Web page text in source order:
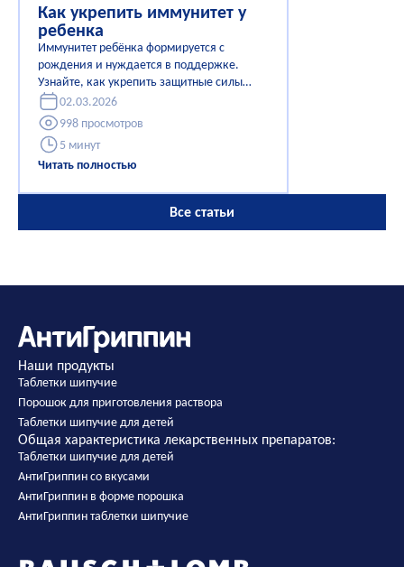
Как укрепить иммунитет у
ребенка
Иммунитет ребёнка формируется с
рождения и нуждается в поддержке.
Узнайте, как укрепить защитные силы
малыша: питание, сон, прогулки,
закаливание и вакцинация.
Практические советы для родителей,
чтобы снизить риск простуд и помочь
детям расти здоровыми круглый год.
02.03.2026
998 просмотров
5 минут
Читать полностью
Все статьи
Наши продукты
Таблетки шипучие
Порошок для приготовления раствора
Таблетки шипучие для детей
Общая характеристика лекарственных препаратов:
Таблетки шипучие для детей
АнтиГриппин со вкусами
АнтиГриппин в форме порошка
АнтиГриппин таблетки шипучие